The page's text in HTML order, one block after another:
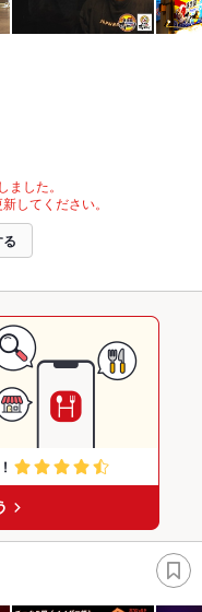
した。
してください。